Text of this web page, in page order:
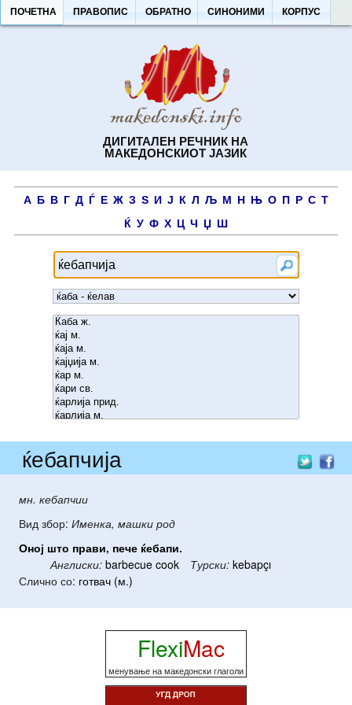
ДИГИТАЛЕН РЕЧНИК НА
МАКЕДОНСКИОТ ЈАЗИК
ПОЧЕТНА ПРАВОПИС ОБРАТНО СИНОНИМИ КОРПУС
А Б В Г Д Ѓ Е Ж З Ѕ И Ј К Л Љ М Н Њ О П Р С Т
Ќ У Ф Х Ц Ч Џ Ш
ќебапчија
мн. кебапчии
Вид збор: Именка, машки род
Оној што прави, пече ќебапи.
Англиски: barbecue cook Турски: kebapçı
Слично со: готвач (м.)
FlexiMac
менување на македонски глаголи